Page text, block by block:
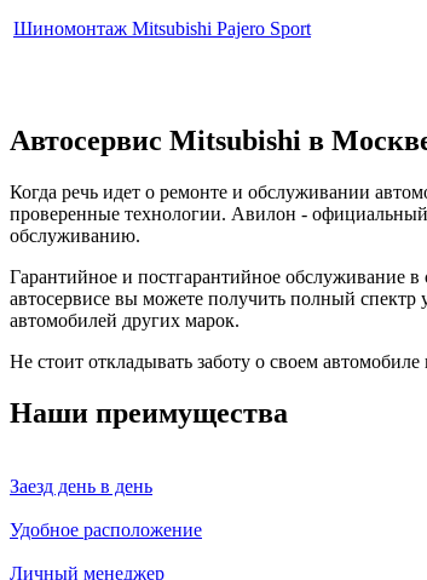
Шиномонтаж Mitsubishi Pajero Sport
Автосервис Mitsubishi в
Когда речь идет о ремонте и обслуживании
проверенные технологии. Авилон -
обслуживанию.
Гарантийное и постгарантийное обслуживание в
автосервисе вы можете получить полный
автомобилей других марок.
Не стоит откладывать заботу о своем
Наши преимущества
Заезд день в день
Удобное расположение
Личный менеджер